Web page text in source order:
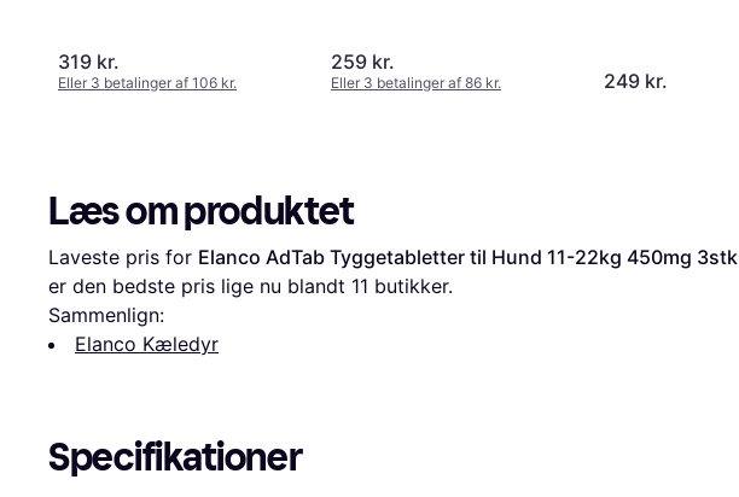
319 kr.
Eller 3 betalinger af 106 kr.
259 kr.
Eller 3 betalinger af 86 kr. 249 kr.
Læs om produktet
Laveste pris for Elanco AdTab Tyggetabletter til Hund 11-22kg 450mg 3stk
er den bedste pris lige nu blandt 11 butikker.
Sammenlign:
Elanco Kæledyr
Specifikationer